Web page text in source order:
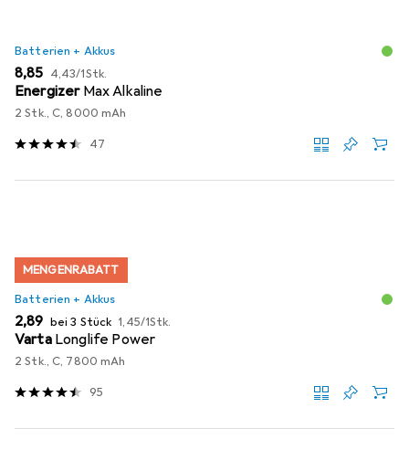
Batterien + Akkus
EUR
8,85 EUR
4,43/1Stk.
Energizer Max Alkaline
2 Stk., C, 8000 mAh
47
MENGENRABATT
Batterien + Akkus
EUR
2,89 bei 3 Stück EUR
1,45/1Stk.
Varta Longlife Power
2 Stk., C, 7800 mAh
95